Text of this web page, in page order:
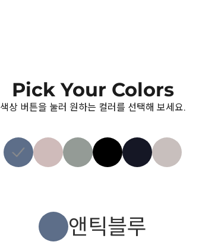
Pick Your Colors
색상 버튼을 눌러 원하는 컬러를 선택해 보세요.
앤틱블루